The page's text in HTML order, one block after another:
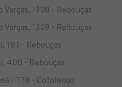
Vargas, 1708 - Rebouças
Vargas, 1309 - Rebouças
787 - Rebouças
400 - Rebouças
- 778 - Cotolengo